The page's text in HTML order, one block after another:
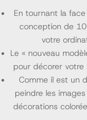
En tournant la
conception de
votre
Le « nouveau
pour décorer
Comme il est un
peindre les
décorations